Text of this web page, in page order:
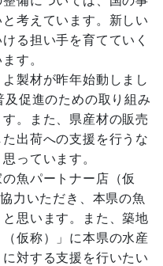
考えています。新しい
る担い手を育てていく
す。
製材が昨年始動しまし
促進のための取り組み
。また、県産材の販売
出荷への支援を行うな
っています。
魚パートナー店（仮
力いただき、本県の魚
思います。また、築地
仮称）」に本県の水産
対する支援を行いたい